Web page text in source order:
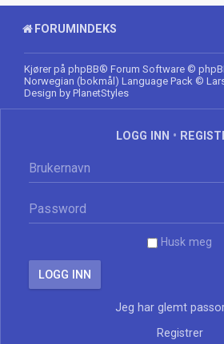
FORUMINDEKS
Kjører på phpBB® Forum Software ©
Norwegian (bokmål) Language Pack ©
Design by PlanetStyles
LOGG INN •
Husk meg
Jeg har glemt
Registrer